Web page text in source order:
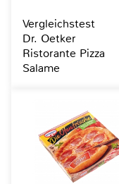
Vergleichstest
Dr. Oetker
Ristorante Pizza
Salame